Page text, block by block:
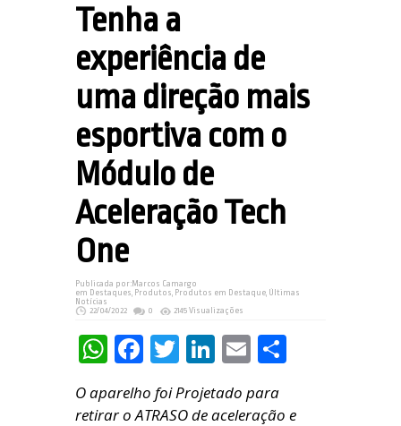
Tenha a
experiência de
uma direção mais
esportiva com o
Módulo de
Aceleração Tech
One
Publicada por: Marcos Camargo
em Destaques, Produtos, Produtos em Destaque, Últimas
Notícias
22/04/2022
0 2145 Visualizações
WhatsApp
Facebook
Twitter
LinkedIn
Email
O aparelho foi Projetado para
retirar o ATRASO de aceleração e